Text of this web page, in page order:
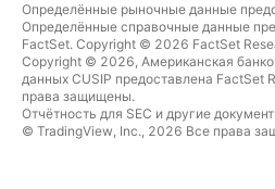
Определённые рыночные данные
Определённые справочные данные
FactSet. Copyright © 2026 FactSet
Copyright © 2026, Американская
данных CUSIP предоставлена FactSet
права защищены.
Отчётность для SEC и другие
© TradingView, Inc., 2026 Все права